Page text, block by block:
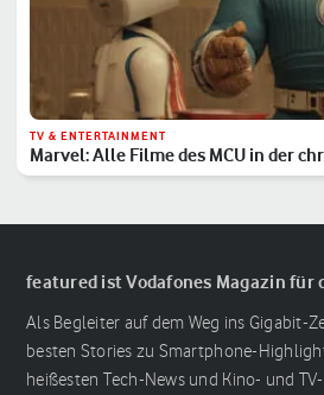
TV & ENTERTAINMENT
Marvel: Alle Filme des MCU in der
Reihenfolge
featured ist Vodafones Magazin
Als Begleiter auf dem Weg ins Gigabit-
besten Stories zu Smartphone-
heißesten Tech-News und Kino- und